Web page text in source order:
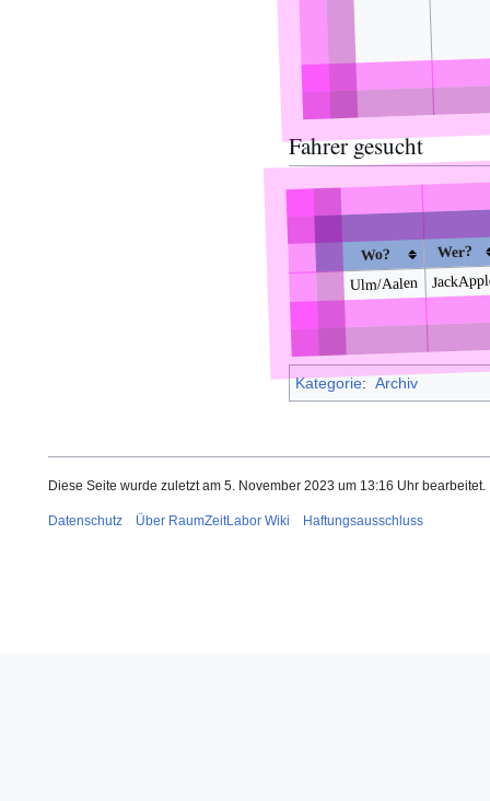
Fahrer gesucht
Wo? Wer?
Ulm/Aalen
Kategorie: Archiv
Diese Seite wurde zuletzt am 5. November 2023 um 13:16 Uhr bearbeitet.
Datenschutz Über RaumZeitLabor Wiki Haftungsausschluss